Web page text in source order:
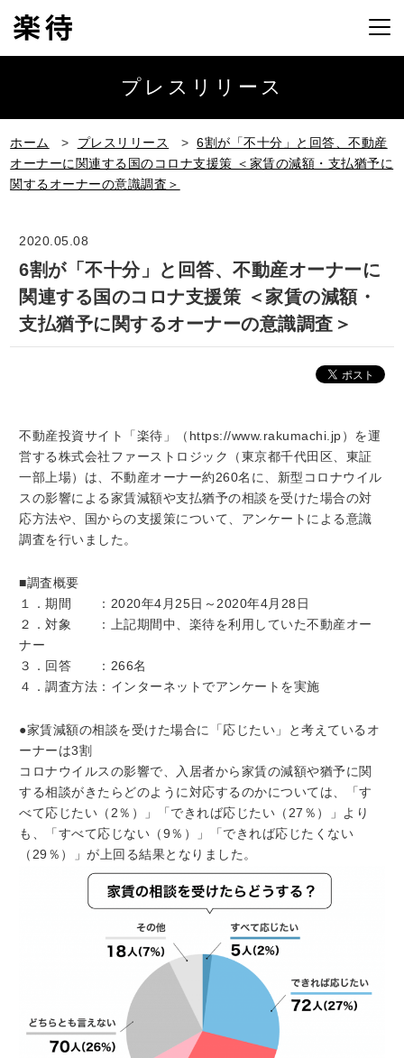
プレスリリース
ホーム > プレスリリース >6割が「不⼗分」と回答、不動産
オーナーに関連する国のコロナ⽀援策 ＜家賃の減額・支払猶予に
関するオーナーの意識調査＞
2020.05.08
6割が「不⼗分」と回答、不動産オーナーに
関連する国のコロナ⽀援策 ＜家賃の減額・
支払猶予に関するオーナーの意識調査＞
不動産投資サイト「楽待」（https://www.rakumachi.jp）を運
営する株式会社ファーストロジック（東京都千代田区、東証
一部上場）は、不動産オーナー約260名に、新型コロナウイル
スの影響による家賃減額や支払猶予の相談を受けた場合の対
応方法や、国からの支援策について、アンケートによる意識
調査を行いました。
■調査概要
１．期間 ：2020年4月25日～2020年4月28日
２．対象 ：上記期間中、楽待を利用していた不動産オー
ナー
３．回答 ：266名
４．調査方法：インターネットでアンケートを実施
●家賃減額の相談を受けた場合に「応じたい」と考えているオ
ーナーは3割
コロナウイルスの影響で、入居者から家賃の減額や猶予に関
する相談がきたらどのように対応するのかについては、「す
べて応じたい（2％）」「できれば応じたい（27％）」より
も、「すべて応じない（9％）」「できれば応じたくない
（29％）」が上回る結果となりました。